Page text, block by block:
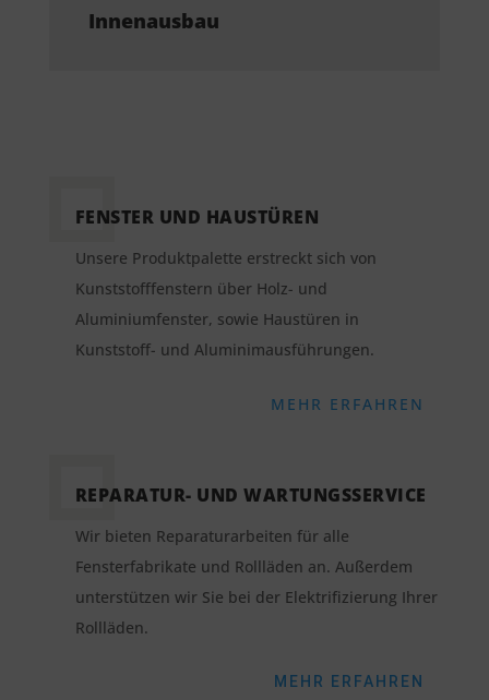
Innenausbau
FENSTER UND HAUSTÜREN
Unsere Produktpalette erstreckt sich von
Kunststofffenstern über Holz- und
Aluminiumfenster, sowie Haustüren in
Kunststoff- und Aluminimausführungen.
MEHR ERFAHREN
REPARATUR- UND WARTUNGSSERVICE
Wir bieten Reparaturarbeiten für alle
Fensterfabrikate und Rollläden an. Außerdem
unterstützen wir Sie bei der Elektrifizierung Ihrer
Rollläden.
MEHR ERFAHREN